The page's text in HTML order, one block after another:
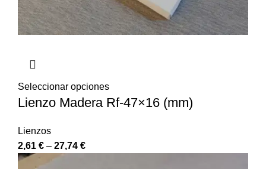
Seleccionar opciones
Lienzo Madera Rf-47×16 (mm)
Lienzos
2,61 € – 27,74 €